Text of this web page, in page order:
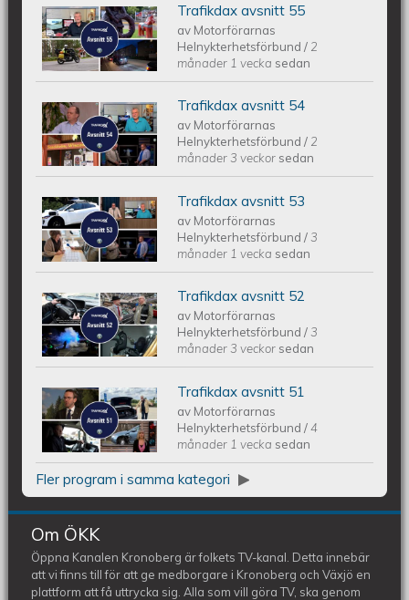
Trafikdax - Avsnitt 55
Trafikdax avsnitt 55
av Motorförarnas
Helnykterhetsförbund/ 2
månader 1 vecka sedan
Trafikdax avsnitt 54
Trafikdax avsnitt 54
av Motorförarnas
Helnykterhetsförbund/ 2
månader 3 veckor sedan
Trafikdax - Avsnitt 53
Trafikdax avsnitt 53
av Motorförarnas
Helnykterhetsförbund/3
månader 1 vecka sedan
Trafikdax - Avsnitt 52
Trafikdax avsnitt 52
av Motorförarnas
Helnykterhetsförbund/3
månader 3 veckor sedan
Trafikdax - Avsnitt 51
Trafikdax avsnitt 51
av Motorförarnas
Helnykterhetsförbund/4
månader 1 vecka sedan
Fler program i samma kategori
Om ÖKK
Öppna Kanalen Kronoberg är folkets TV-kanal. Detta innebär
att vi finns till för att ge medborgare i Kronoberg och Växjö en
plattform att få uttrycka sig. Alla som vill göra TV, ska genom